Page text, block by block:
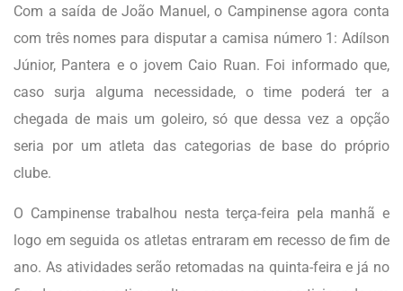
Com a saída de João Manuel, o Campinense agora conta
com três nomes para disputar a camisa número 1: Adílson
Júnior, Pantera e o jovem Caio Ruan. Foi informado que,
caso surja alguma necessidade, o time poderá ter a
chegada de mais um goleiro, só que dessa vez a opção
seria por um atleta das categorias de base do próprio
clube.
O Campinense trabalhou nesta terça-feira pela manhã e
logo em seguida os atletas entraram em recesso de fim de
ano. As atividades serão retomadas na quinta-feira e já no